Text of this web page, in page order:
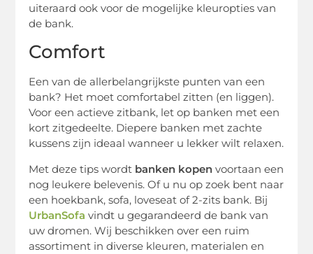
uiteraard ook voor de mogelijke kleuropties van
de bank.
Comfort
Een van de allerbelangrijkste punten van een
bank? Het moet comfortabel zitten (en liggen).
Voor een actieve zitbank, let op banken met een
kort zitgedeelte. Diepere banken met zachte
kussens zijn ideaal wanneer u lekker wilt relaxen.
Met deze tips wordt banken kopen voortaan een
nog leukere belevenis. Of u nu op zoek bent naar
een hoekbank, sofa, loveseat of 2-zits bank. Bij
UrbanSofa vindt u gegarandeerd de bank van
uw dromen. Wij beschikken over een ruim
assortiment in diverse kleuren, materialen en